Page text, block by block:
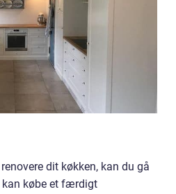
dit køkken, kan du gå
kan købe et færdigt